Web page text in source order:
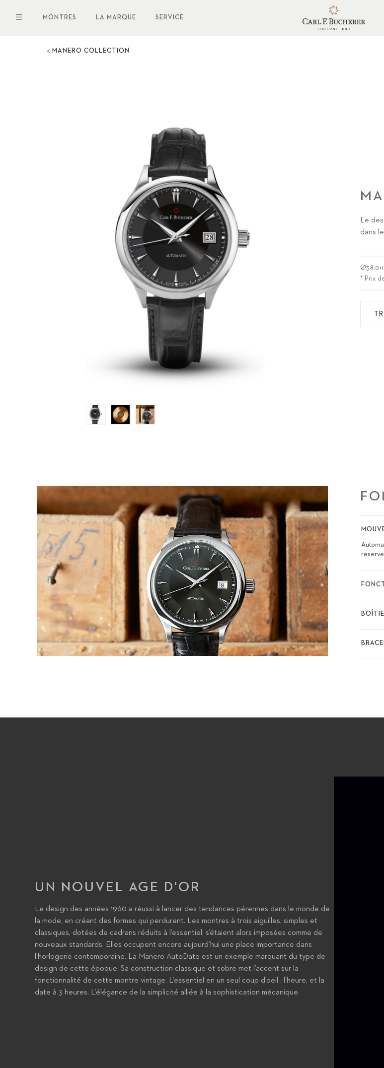
MONTRES LA MARQUE SERVICE
MANERO COLLECTION
Le
dans
Ø
* Prix
UN NOUVEL AGE D'OR
Le design des années 1960 a réussi à lancer des tendances pérennes dans le monde de
la mode, en créant des formes qui perdurent. Les montres à trois aiguilles, simples et
classiques, dotées de cadrans réduits à l’essentiel, s’étaient alors imposées comme de
nouveaux standards. Elles occupent encore aujourd’hui une place importance dans
l’horlogerie contemporaine. La Manero AutoDate est un exemple marquant du type de
design de cette époque. Sa construction classique et sobre met l’accent sur la
fonctionnalité de cette montre vintage. L’essentiel en un seul coup d’oeil : l’heure, et la
date à 3 heures. L’élégance de la simplicité alliée à la sophistication mécanique.